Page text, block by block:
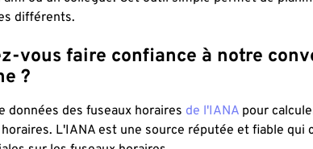
différents.
vous faire confiance à notre
?
données des fuseaux horaires de l'IANA pour
L'IANA est une source réputée et fiable qui